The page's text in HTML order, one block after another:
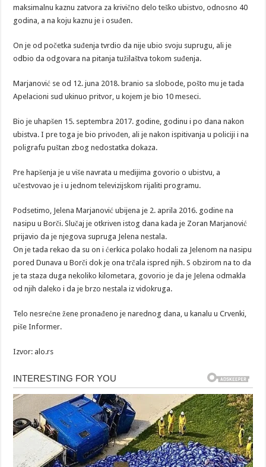
maksimalnu kaznu zatvora za krivično delo teško ubistvo, odnosno 40
godina, a na koju kaznu je i osuđen.
On je od početka suđenja tvrdio da nije ubio svoju suprugu, ali je
odbio da odgovara na pitanja tužilaštva tokom suđenja.
Marjanović se od 12. juna 2018. branio sa slobode, pošto mu je tada
Apelacioni sud ukinuo pritvor, u kojem je bio 10 meseci.
Bio je uhapšen 15. septembra 2017. godine, godinu i po dana nakon
ubistva. I pre toga je bio privođen, ali je nakon ispitivanja u policiji i na
poligrafu puštan zbog nedostatka dokaza.
Pre hapšenja je u više navrata u medijima govorio o ubistvu, a
učestvovao je i u jednom televizijskom rijaliti programu.
Podsetimo, Jelena Marjanović ubijena je 2. aprila 2016. godine na
nasipu u Borči. Slučaj je otkriven istog dana kada je Zoran Marjanović
prijavio da je njegova supruga Jelena nestala.
On je tada rekao da su on i ćerkica polako hodali za Jelenom na nasipu
pored Dunava u Borči dok je ona trčala ispred njih. S obzirom na to da
je ta staza duga nekoliko kilometara, govorio je da je Jelena odmakla
od njih daleko i da je brzo nestala iz vidokruga.
Telo nesrećne žene pronađeno je narednog dana, u kanalu u Crvenki,
piše Informer.
Izvor: alo.rs